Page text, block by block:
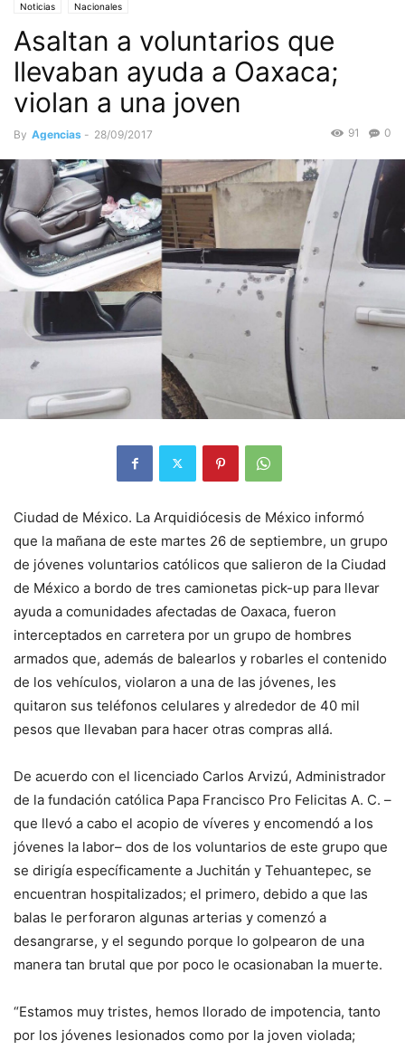
Noticias Nacionales
Asaltan a voluntarios que
llevaban ayuda a Oaxaca;
violan a una joven
By Agencias - 28/09/2017 0
91
Ciudad de México. La Arquidiócesis de México informó
que la mañana de este martes 26 de septiembre, un grupo
de jóvenes voluntarios católicos que salieron de la Ciudad
de México a bordo de tres camionetas pick-up para llevar
ayuda a comunidades afectadas de Oaxaca, fueron
interceptados en carretera por un grupo de hombres
armados que, además de balearlos y robarles el contenido
de los vehículos, violaron a una de las jóvenes, les
quitaron sus teléfonos celulares y alrededor de 40 mil
pesos que llevaban para hacer otras compras allá.
De acuerdo con el licenciado Carlos Arvizú, Administrador
de la fundación católica Papa Francisco Pro Felicitas A. C. –
que llevó a cabo el acopio de víveres y encomendó a los
jóvenes la labor– dos de los voluntarios de este grupo que
se dirigía específicamente a Juchitán y Tehuantepec, se
encuentran hospitalizados; el primero, debido a que las
balas le perforaron algunas arterias y comenzó a
desangrarse, y el segundo porque lo golpearon de una
manera tan brutal que por poco le ocasionaban la muerte.
“Estamos muy tristes, hemos llorado de impotencia, tanto
por los jóvenes lesionados como por la joven violada;